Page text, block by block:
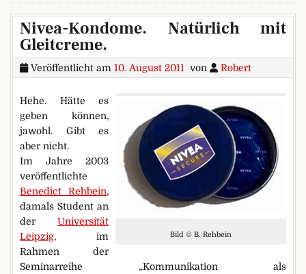
Nivea-Kondome. Natürlich mit
Gleitcreme.
Veröffentlicht am 10. August 2011 von Robert
Bild © B. Rehbein
Hehe. Hätte es
geben können,
jawohl. Gibt es
aber nicht.
Im Jahre 2003
veröffentlichte
Benedict Rehbein,
damals Student an
der Universität
Leipzig, im
Rahmen der
Seminarreihe „Kommunikation als